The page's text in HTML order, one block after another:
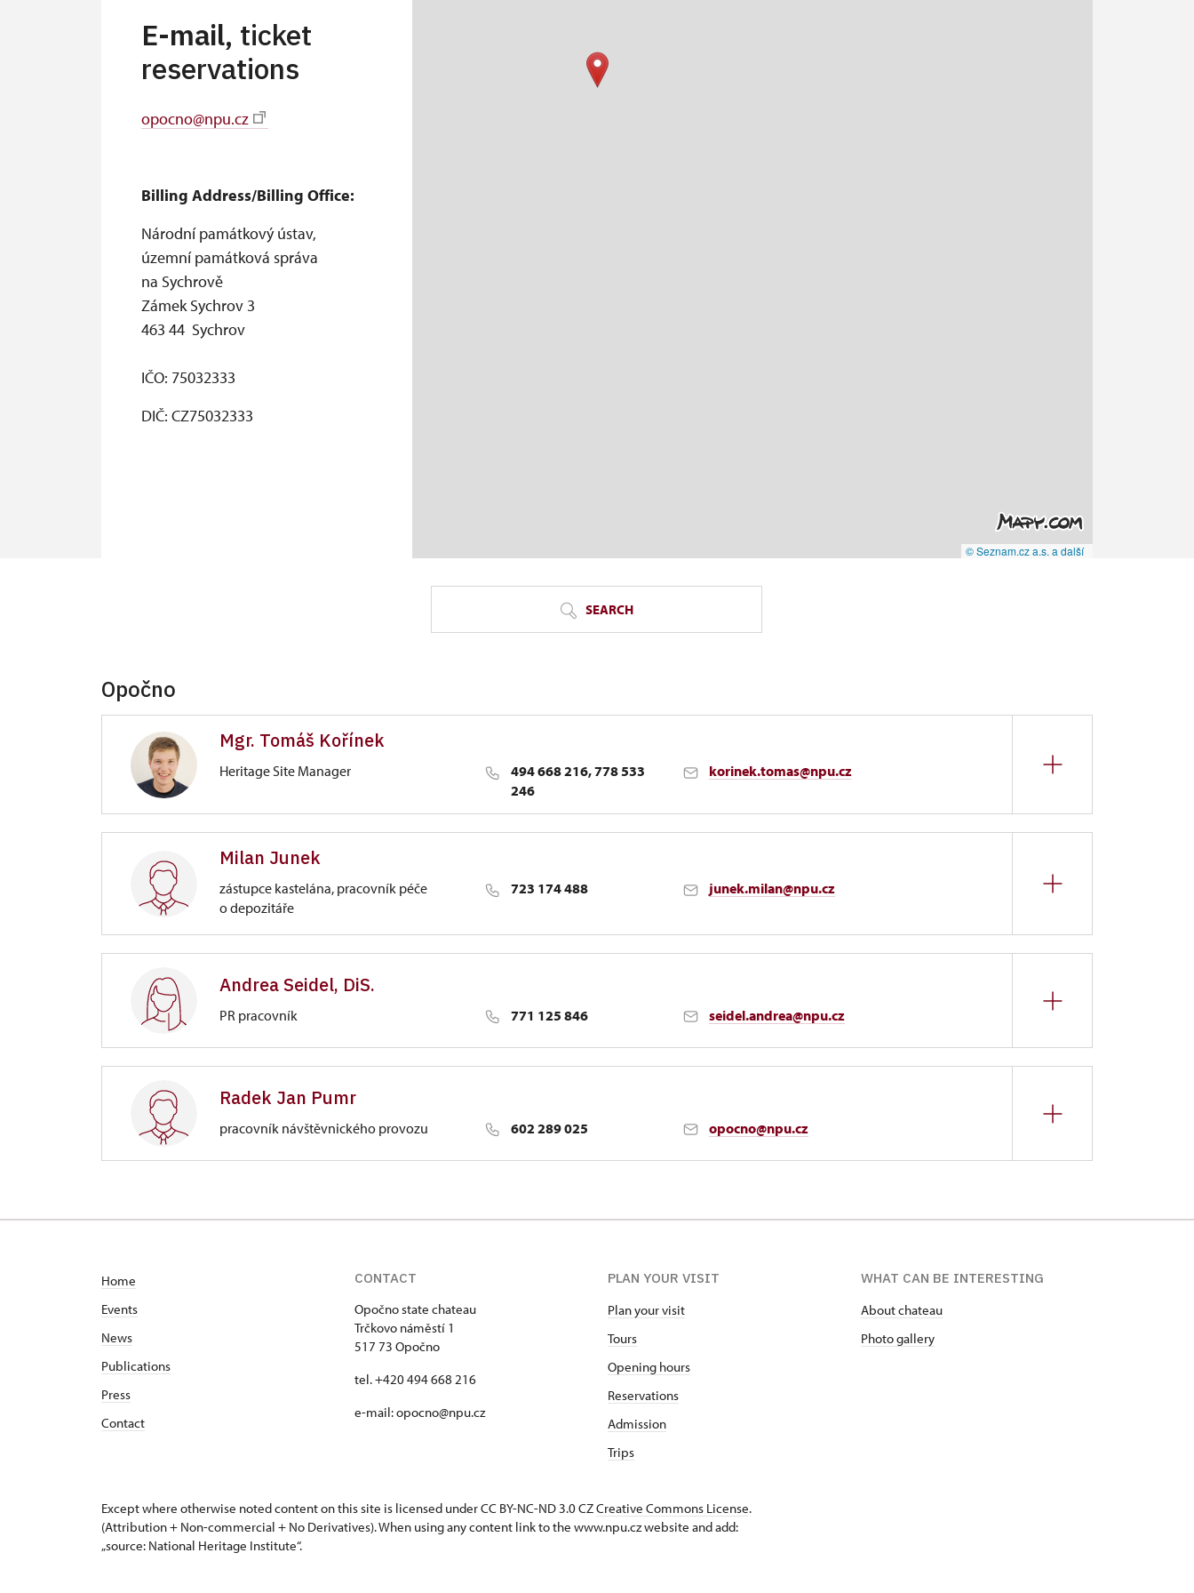
E-mail, ticket
reservations
opocno@npu.cz
Billing Address/Billing Office:
Národní památkový ústav,
územní památková správa
na Sychrově
Zámek Sychrov 3
463 44 Sychrov
IČO: 75032333
DIČ: CZ75032333
© Seznam.cz a.s. a další
SEARCH
Opočno
Mgr. Tomáš Kořínek
Heritage Site Manager
494 668 216, 778 533
246
korinek.tomas@npu.cz
Trčkovo nám. 1/, Opočno
management, ekonomika, smluvní vztahy, správa nemovitostí a sbírek, kulturní akce
Milan Junek
zástupce kastelána, pracovník péče
o depozitáře
723 174 488 junek.milan@npu.cz
Trčkovo nám. 1/, Opočno
sbírkový fond, průvodcovská činnost, návštěvnický provoz, exkluzivní prohlídky, prohlídky s rozšířeným výkladem, dílčí zastupování
Andrea Seidel, DiS.
PR pracovník 771 125 846 seidel.andrea@npu.cz
Trčkovo nám. 1/, Opočno
administrativní práce, propagace, komunikace s médii, svatby, webové stránky
Radek Jan Pumr
pracovník návštěvnického provozu 602 289 025 opocno@npu.cz
Home
Events
News
Publications
Press
Contact
CONTACT
Opočno state chateau
Trčkovo náměstí 1
517 73 Opočno
tel. +420 494 668 216
e-mail: opocno@npu.cz
PLAN YOUR VISIT
Plan your visit
Tours
Opening hours
Reservations
Admission
Trips
WHAT CAN BE INTERESTING
About chateau
Photo gallery
Except where otherwise noted content on this site is licensed under CC BY-NC-ND 3.0 CZCreative Commons License.
(Attribution + Non-commercial + No Derivatives). When using any content link to the www.npu.cz website and add:
„source: National Heritage Institute“.